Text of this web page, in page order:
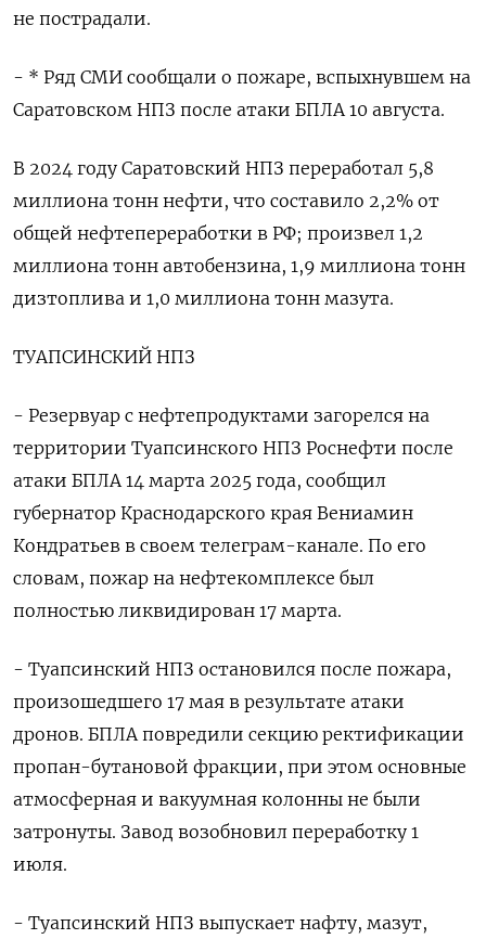
не пострадали.
- * Ряд СМИ сообщали о пожаре, вспыхнувшем на
Саратовском НПЗ после атаки БПЛА 10 августа.
В 2024 году Саратовский НПЗ переработал 5,8
миллиона тонн нефти, что составило 2,2% от
общей нефтепереработки в РФ; произвел 1,2
миллиона тонн автобензина, 1,9 миллиона тонн
дизтоплива и 1,0 миллиона тонн мазута.
ТУАПСИНСКИЙ НПЗ
- Резервуар с нефтепродуктами загорелся на
территории Туапсинского НПЗ Роснефти после
атаки БПЛА 14 марта 2025 года, сообщил
губернатор Краснодарского края Вениамин
Кондратьев в своем телеграм-канале. По его
словам, пожар на нефтекомплексе был
полностью ликвидирован 17 марта.
- Туапсинский НПЗ остановился после пожара,
произошедшего 17 мая в результате атаки
дронов. БПЛА повредили секцию ректификации
пропан-бутановой фракции, при этом основные
атмосферная и вакуумная колонны не были
затронуты. Завод возобновил переработку 1
июля.
- Туапсинский НПЗ выпускает нафту, мазут,